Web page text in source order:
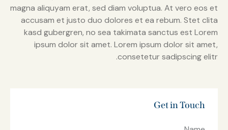
magna aliquyam erat, sed diam voluptua. At vero eos et
accusam et justo duo dolores et ea rebum. Stet clita
kasd gubergren, no sea takimata sanctus est Lorem
ipsum dolor sit amet. Lorem ipsum dolor sit amet,
consetetur sadipscing elitr.
Get in Touch